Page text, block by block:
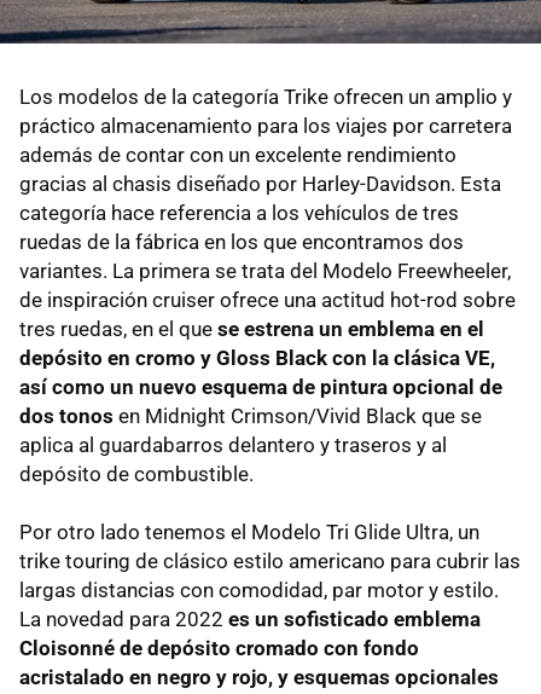
Los modelos de la categoría Trike ofrecen un amplio y
práctico almacenamiento para los viajes por carretera
además de contar con un excelente rendimiento
gracias al chasis diseñado por Harley-Davidson. Esta
categoría hace referencia a los vehículos de tres
ruedas de la fábrica en los que encontramos dos
variantes. La primera se trata del Modelo Freewheeler,
de inspiración cruiser ofrece una actitud hot-rod sobre
tres ruedas, en el que se estrena un emblema en el
depósito en cromo y Gloss Black con la clásica VE,
así como un nuevo esquema de pintura opcional de
dos tonos en Midnight Crimson/Vivid Black que se
aplica al guardabarros delantero y traseros y al
depósito de combustible.
Por otro lado tenemos el Modelo Tri Glide Ultra, un
trike touring de clásico estilo americano para cubrir las
largas distancias con comodidad, par motor y estilo.
La novedad para 2022 es un sofisticado emblema
Cloisonné de depósito cromado con fondo
acristalado en negro y rojo, y esquemas opcionales